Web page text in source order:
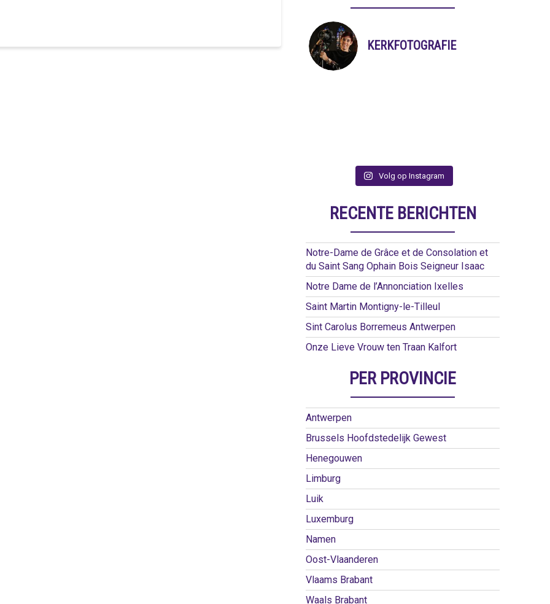
KERKFOTOGRAFIE
Volg op Instagram
RECENTE BERICHTEN
Notre-Dame de Grâce et de Consolation et
du Saint Sang Ophain Bois Seigneur Isaac
Notre Dame de l’Annonciation Ixelles
Saint Martin Montigny-le-Tilleul
Sint Carolus Borremeus Antwerpen
Onze Lieve Vrouw ten Traan Kalfort
PER PROVINCIE
Antwerpen
Brussels Hoofdstedelijk Gewest
Henegouwen
Limburg
Luik
Luxemburg
Namen
Oost-Vlaanderen
Vlaams Brabant
Waals Brabant